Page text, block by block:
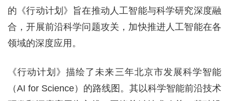
的《行动计划》旨在推动人工智能与科学研究深度融
合，开展前沿科学问题攻关，加快推进人工智能在各
领域的深度应用。
《行动计划》描绘了未来三年北京市发展科学智能
（AI for Science）的路线图。其以科学智能前沿技术